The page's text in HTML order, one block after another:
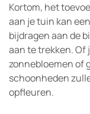
Kortom, het
aan je tuin kan
bijdragen aan de
aan te trekken. Of
zonnebloemen of
schoonheden
opfleuren.